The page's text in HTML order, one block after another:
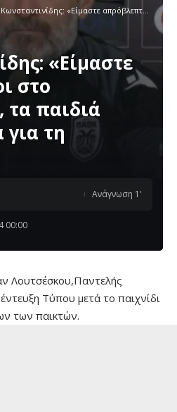
Κωνσταντινίδης: «Είμαστε απρόβλεπτοι στο σκοράρισμα, τα παιδιά είναι έτοιμα για τη συνέχεια»
«Είμαστε
στο
τα παιδιά
για τη
00:00
Ανάγνωση 1'
Λουτσέσκου,Παντελής
Τύπου μετά το παιχνίδι
των παικτών.